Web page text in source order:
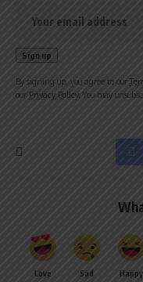
By signing up, you agree to our
our Privacy Policy. You may
Love Sad Happy